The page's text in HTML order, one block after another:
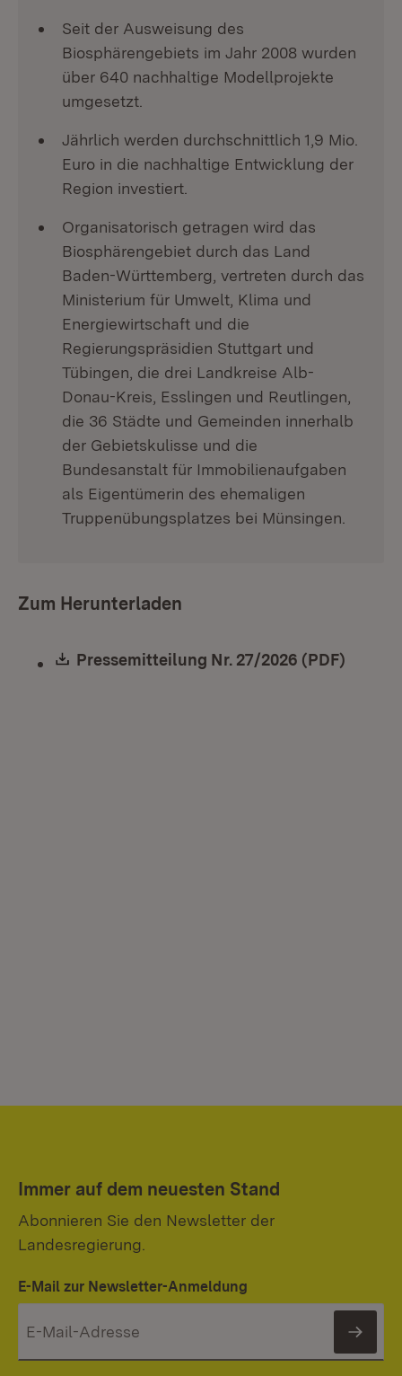
Seit der Ausweisung des
Biosphärengebiets im Jahr 2008 wurden
über 640 nachhaltige Modellprojekte
umgesetzt.
Jährlich werden durchschnittlich 1,9 Mio.
Euro in die nachhaltige Entwicklung der
Region investiert.
Organisatorisch getragen wird das
Biosphärengebiet durch das Land
Baden-Württemberg, vertreten durch das
Ministerium für Umwelt, Klima und
Energiewirtschaft und die
Regierungspräsidien Stuttgart und
Tübingen, die drei Landkreise Alb-
Donau-Kreis, Esslingen und Reutlingen,
die 36 Städte und Gemeinden innerhalb
der Gebietskulisse und die
Bundesanstalt für Immobilienaufgaben
als Eigentümerin des ehemaligen
Truppenübungsplatzes bei Münsingen.
Zum Herunterladen
Download:
Pressemitteilung Nr. 27/2026 (PDF)
Immer auf dem neuesten Stand
Abonnieren Sie den Newsletter der
Landesregierung.
E-Mail zur Newsletter-Anmeldung